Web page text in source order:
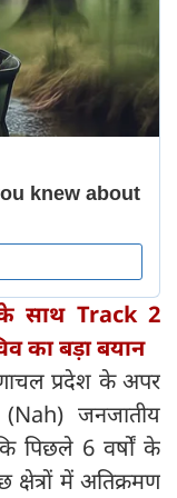
साथ Track 2
का बड़ा बयान
प्रदेश के अपर
जनजातीय
पिछले 6 वर्षों के
में अतिक्रमण